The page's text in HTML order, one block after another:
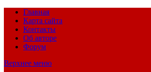
Главная
Карта сайта
Контакты
Об авторе
Форум
Верхнее меню